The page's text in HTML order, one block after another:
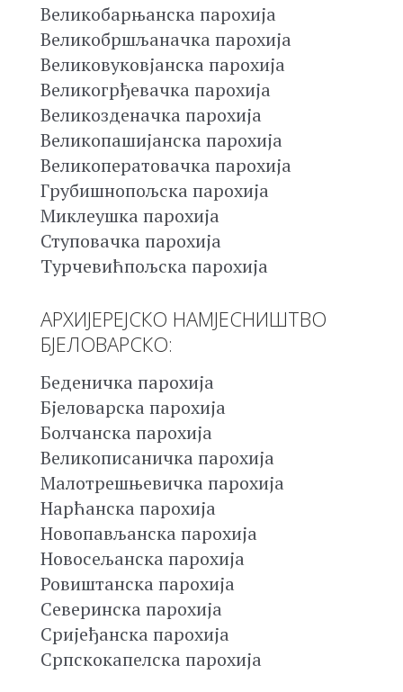
Великобарњанска парохија
Великобршљаначка парохија
Великовуковјанска парохија
Великогрђевачка парохија
Великозденачка парохија
Великопашијанска парохија
Великоператовачка парохија
Грубишнопољска парохија
Миклеушка парохија
Ступовачка парохија
Турчевићпољска парохија
АРХИЈЕРЕЈСКО НАМЈЕСНИШТВО
БЈЕЛОВАРСКО:
Беденичка парохија
Бјеловарска парохија
Болчанска парохија
Великописаничка парохија
Малотрешњевичка парохија
Нарћанска парохија
Новопављанска парохија
Новосељанска парохија
Ровиштанска парохија
Северинска парохија
Сријеђанска парохија
Српскокапелска парохија